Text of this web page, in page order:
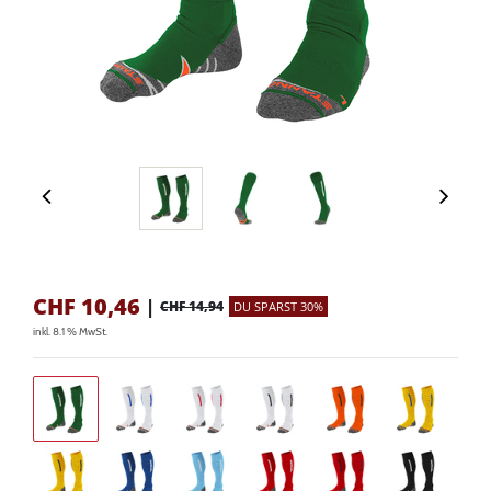
CHF 10,46 | CHF 14,94 DU SPARST 30%
inkl. 8.1 % MwSt.